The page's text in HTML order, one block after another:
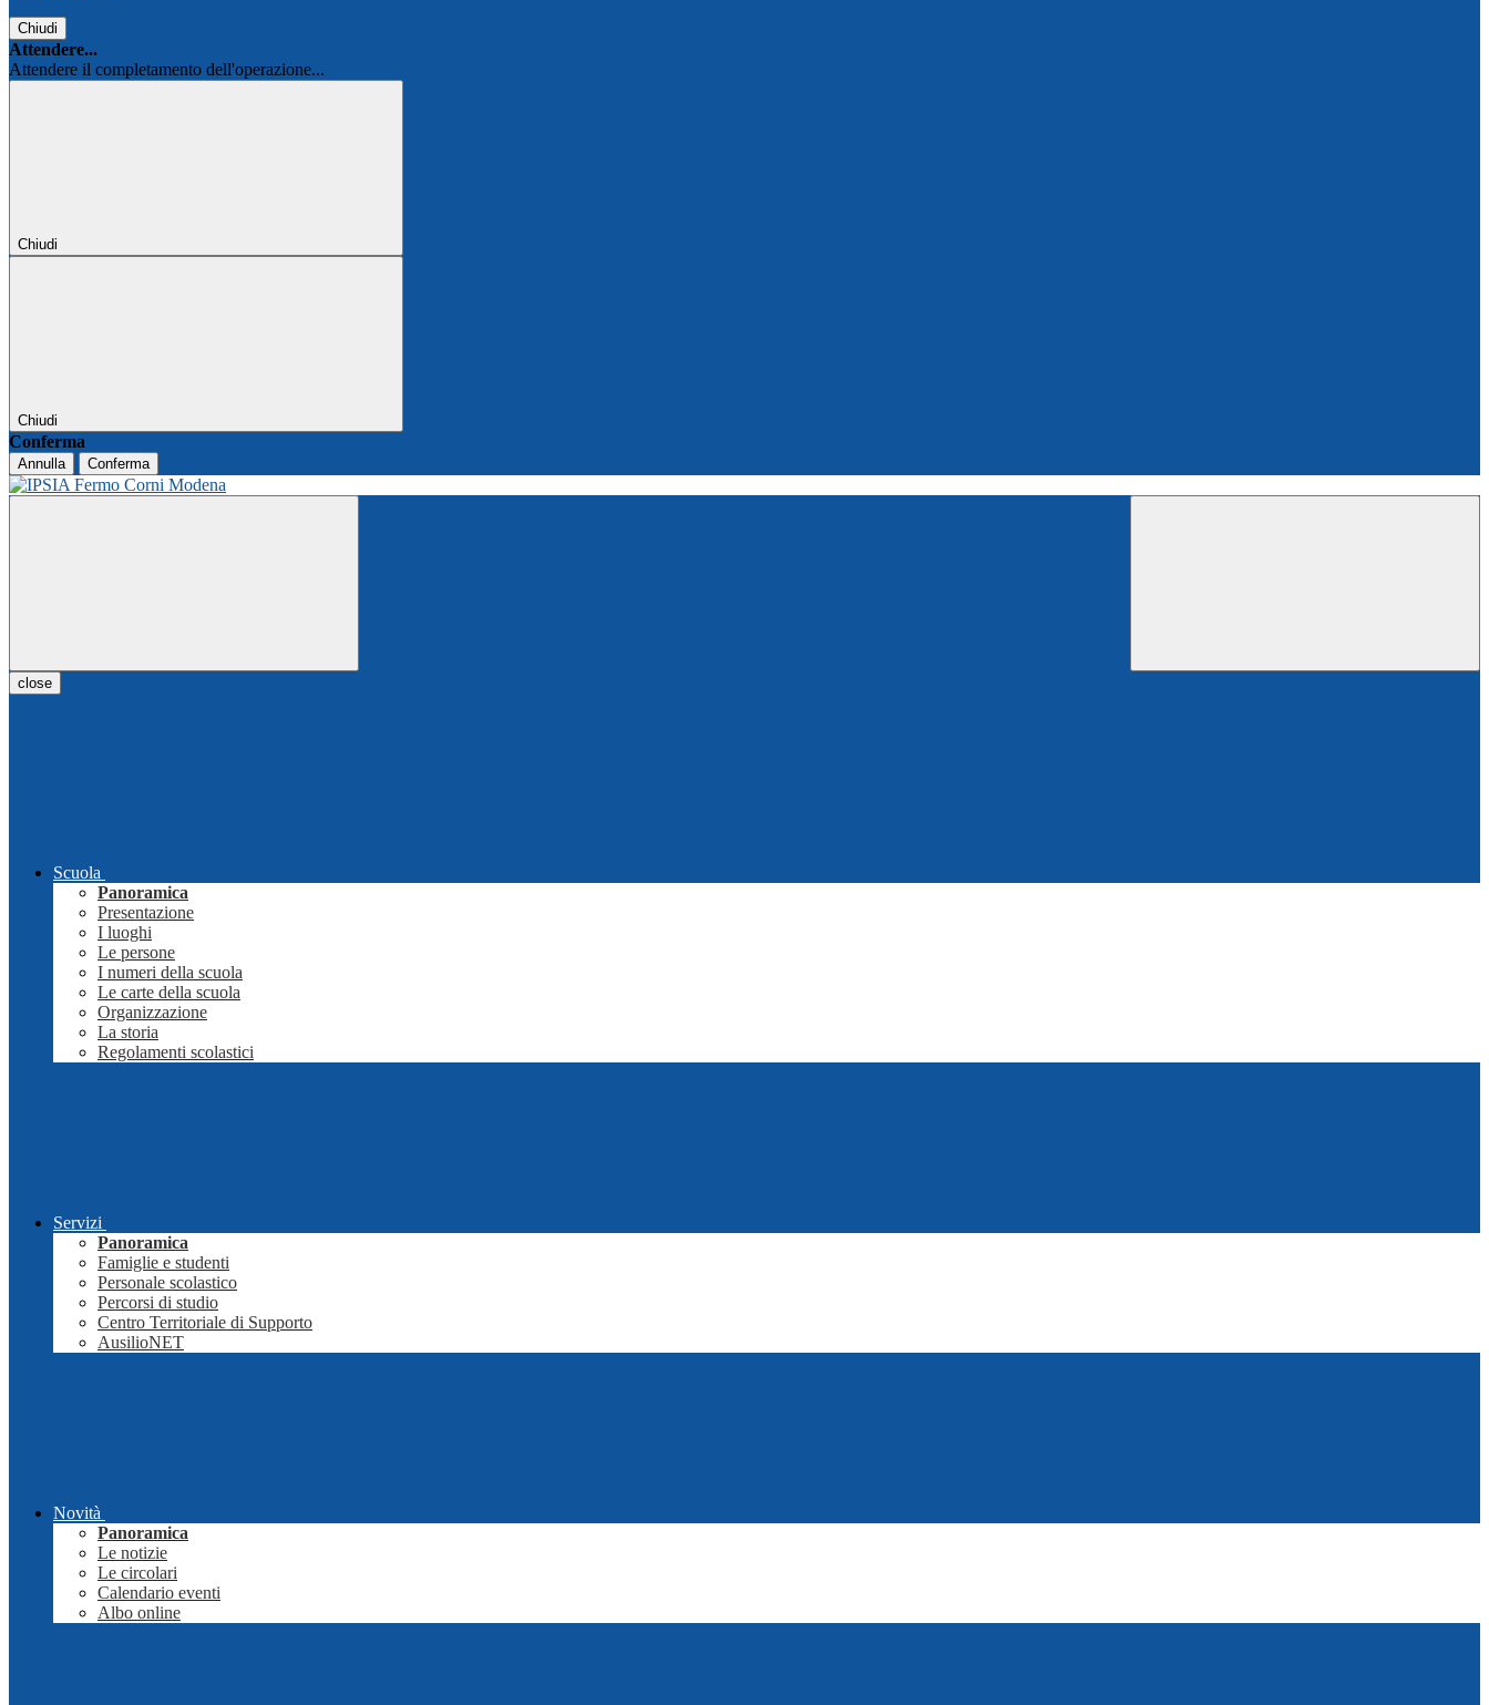
Chiudi
Attendere...
Attendere il completamento dell'operazione...
Chiudi
Chiudi
Conferma
Annulla Conferma
close
Scuola
Panoramica
Presentazione
I luoghi
Le persone
I numeri della scuola
Le carte della scuola
Organizzazione
La storia
Regolamenti scolastici
Servizi
Panoramica
Famiglie e studenti
Personale scolastico
Percorsi di studio
Centro Territoriale di Supporto
AusilioNET
Novità
Panoramica
Le notizie
Le circolari
Calendario eventi
Albo online